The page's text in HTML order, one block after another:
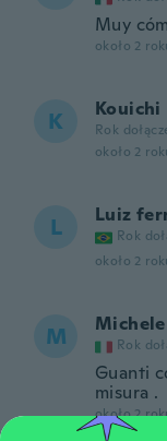
Muy
około 2
K Kouichi
Rok
około 2
L Luiz
Rok
około 2
M Michele
Rok
Guanti
misura .
około 2